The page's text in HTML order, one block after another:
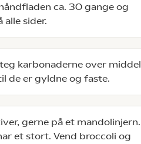
ca. 30 gange og
sider.
karbonaderne over middel
de er gyldne og faste.
gerne på et mandolinjern.
et stort. Vend broccoli og